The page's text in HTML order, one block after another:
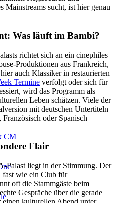
CM
sucht, ist hier genau
Was läuft im Bambi?
richtet sich an ein cinephiles
Produktionen aus Frankreich,
auch Klassiker in restaurierten
Termine verfolgt oder sich für
wird das Programm als
Leben schätzen. Viele der
mit deutschen Untertiteln
oder Spanisch
Flair
Palast liegt in der Stimmung. Der
fast wie ein Club für
oft die Stammgäste beim
Gespräche über die gerade